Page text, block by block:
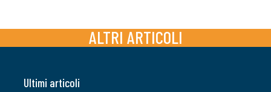
ALTRI ARTICOLI
Ultimi articoli